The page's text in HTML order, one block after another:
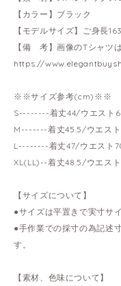
【カラー】ブラック
【モデルサイズ】ご身長
【備 考】画像のTシャツ
https://
※※サイズ参考(cm)※※
S--------着丈44/ウエスト
M-------着丈45.5/ウエス
L--------着丈47/ウエスト
XL(LL)--着丈48.5/ウエス
【サイズについて】
●サイズは平置きで実寸サ
●手作業での採寸の為記述
す。
【素材、色味について】